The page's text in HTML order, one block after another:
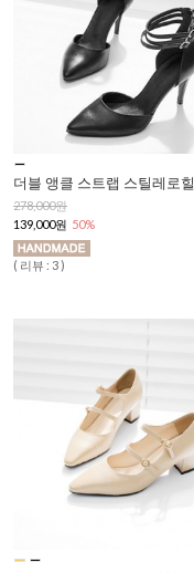
더블 앵클 스트랩 스틸레로힐
278,000원
139,000원 50%
( 리뷰 : 3 )